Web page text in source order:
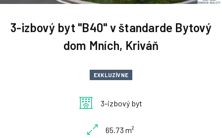
3-izbový byt "B40" v štandarde Bytový
dom Mních, Kriváň
EXKLUZÍVNE
3-izbový byt
65.73 m²